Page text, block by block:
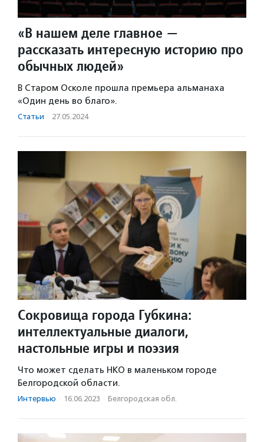
«В нашем деле главное —
рассказать интересную историю про
обычных людей»
В Старом Осколе прошла премьера альманаха
«Один день во благо».
Статьи · 27.05.2024
Сокровища города Губкина:
интеллектуальные диалоги,
настольные игры и поэзия
Что может сделать НКО в маленьком городе
Белгородской области.
Интервью · 16.06.2023 · Белгородская обл.